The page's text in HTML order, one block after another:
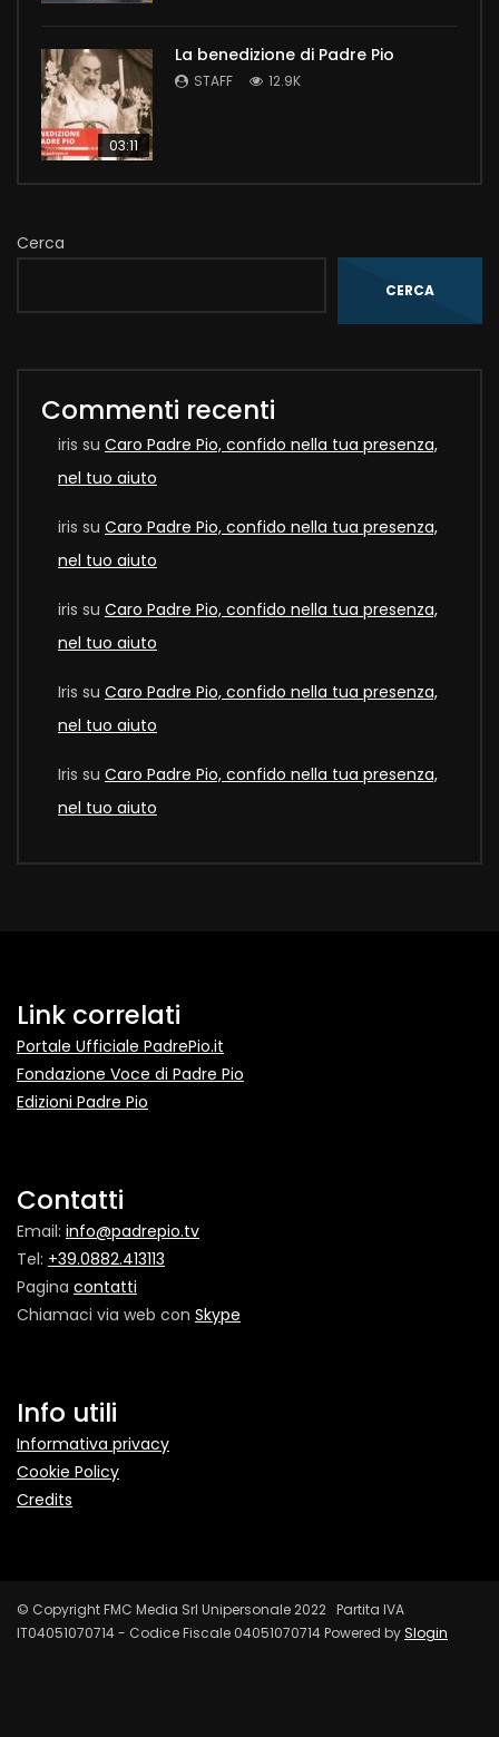
03:11
La benedizione di Padre Pio
STAFF 12.9K
Cerca
CERCA
Commenti recenti
iris su Caro Padre Pio, confido nella tua presenza,
nel tuo aiuto
iris su Caro Padre Pio, confido nella tua presenza,
nel tuo aiuto
iris su Caro Padre Pio, confido nella tua presenza,
nel tuo aiuto
Iris su Caro Padre Pio, confido nella tua presenza,
nel tuo aiuto
Iris su Caro Padre Pio, confido nella tua presenza,
nel tuo aiuto
Link correlati
Portale Ufficiale PadrePio.it
Fondazione Voce di Padre Pio
Edizioni Padre Pio
Contatti
Email: info@padrepio.tv
Tel: +39.0882.413113
Pagina contatti
Chiamaci via web con Skype
Info utili
Informativa privacy
Cookie Policy
Credits
© Copyright FMC Media Srl Unipersonale 2022 Partita IVA
IT04051070714 - Codice Fiscale 04051070714 Powered bySlogin